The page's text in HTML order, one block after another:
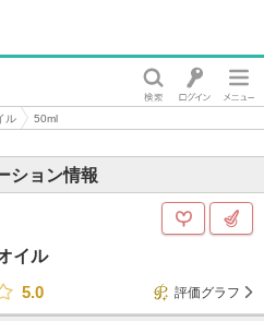
ル
50ml
ション情報
イル
5.0
評価グラフ